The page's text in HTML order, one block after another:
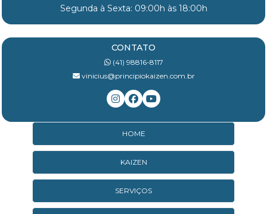
Segunda à Sexta: 09:00h às 18:00h
CONTATO
(41) 98816-8117
vinicius@principiokaizen.com.br
HOME
KAIZEN
SERVIÇOS